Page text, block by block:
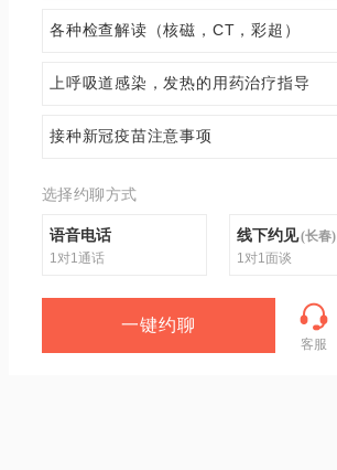
各种检查解读（核磁，CT，彩超）
上呼吸道感染，发热的用药治疗指导
接种新冠疫苗注意事项
选择约聊方式
语音电话
1对1通话
线下约见(长春)
1对1面谈
一键约聊
客服